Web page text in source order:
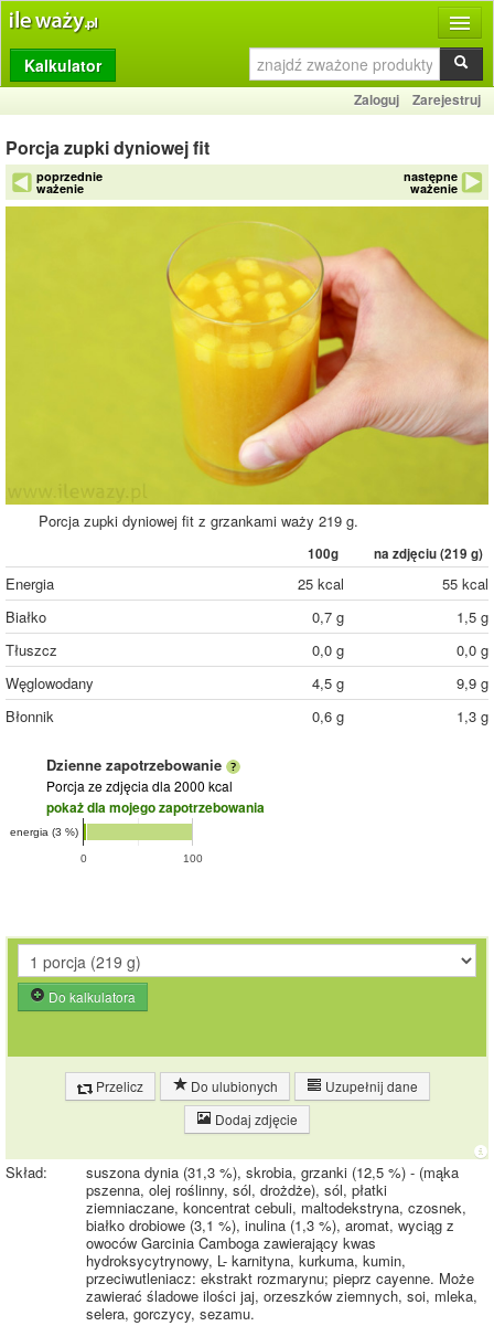
Produkty
Dziennik
Przelicznik
Porównywarka
Kalkulator
Zaloguj Zarejestruj
Porcja zupki dyniowej fit
poprzednie
ważenie
następne
ważenie
Porcja zupki dyniowej fit z grzankami waży 219 g.
100g na zdjęciu (219 g)
Energia 25 kcal
55 kcal
Białko
0,7 g
1,5 g
Tłuszcz
0,0 g
0,0 g
Węglowodany
4,5 g
9,9 g
Błonnik
0,6 g 1,3 g
Dzienne zapotrzebowanie
Porcja ze zdjęcia dla 2000 kcal
pokaż dla mojego zapotrzebowania
0 100
energia (3 %)
Do kalkulatora
Przelicz Do ulubionych
Uzupełnij dane
Dodaj zdjęcie
Skład:
suszona dynia (31,3 %), skrobia, grzanki (12,5 %) - (mąka
pszenna, olej roślinny, sól, drożdże), sól, płatki
ziemniaczane, koncentrat cebuli, maltodekstryna, czosnek,
białko drobiowe (3,1 %), inulina (1,3 %), aromat, wyciąg z
owoców Garcinia Camboga zawierający kwas
hydroksycytrynowy, L- karnityna, kurkuma, kumin,
przeciwutleniacz: ekstrakt rozmarynu; pieprz cayenne. Może
zawierać śladowe ilości jaj, orzeszków ziemnych, soi, mleka,
selera, gorczycy, sezamu.